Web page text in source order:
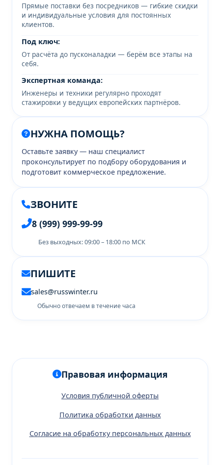
Прямые поставки без посредников — гибкие скидки
и индивидуальные условия для постоянных
клиентов.
Под ключ:
От расчёта до пусконаладки — берём все этапы на
себя.
Экспертная команда:
Инженеры и техники регулярно проходят
стажировки у ведущих европейских партнёров.
НУЖНА ПОМОЩЬ?
Оставьте заявку — наш специалист
проконсультирует по подбору оборудования и
подготовит коммерческое предложение.
ЗВОНИТЕ
8 (999) 999-99-99
Без выходных: 09:00 – 18:00 по МСК
ПИШИТЕ
sales@russwinter.ru
Обычно отвечаем в течение часа
Правовая информация
Условия публичной оферты
Политика обработки данных
Согласие на обработку персональных данных